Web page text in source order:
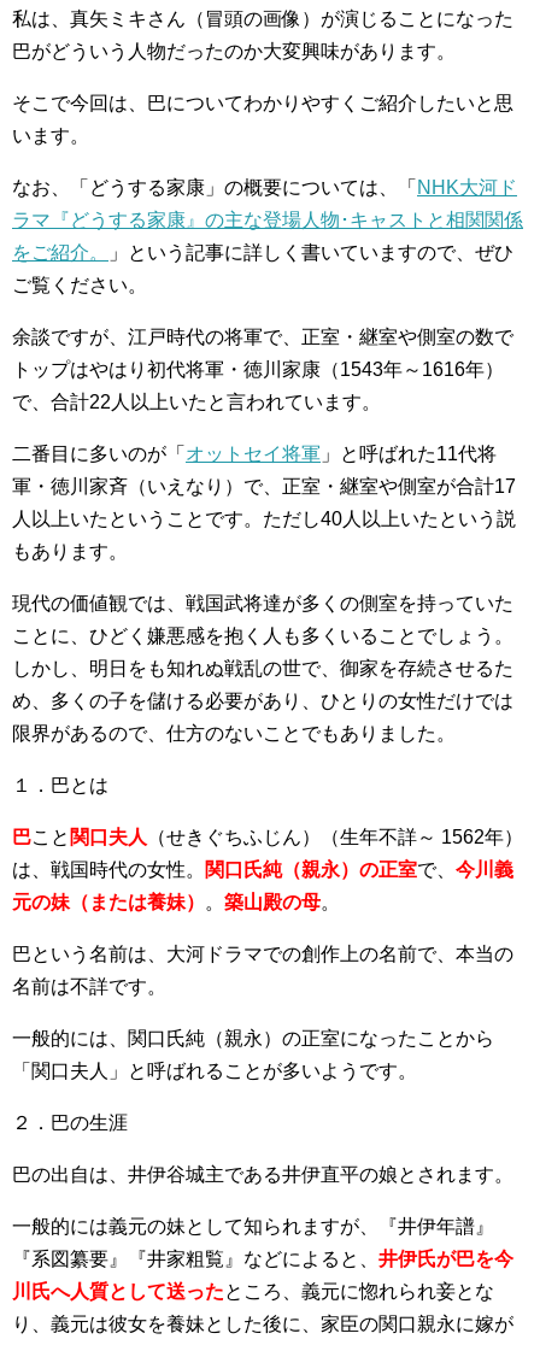
私は、真矢ミキさん（冒頭の画像）が演じることになった
巴がどういう人物だったのか大変興味があります。
そこで今回は、巴についてわかりやすくご紹介したいと思
います。
なお、「どうする家康」の概要については、「 NHK大河ド
ラマ『どうする家康』の主な登場人物･キャストと相関関係
をご紹介。
」という記事に詳しく書いていますので、ぜひ
ご覧ください。
余談ですが、江戸時代の将軍で、正室・継室や側室の数で
トップはやはり初代将軍・徳川家康（1543年～1616年）
で、合計22人以上いたと言われています。
二番目に多いのが「 オットセイ将軍 」と呼ばれた11代将
軍・徳川家斉（いえなり）で、正室・継室や側室が合計17
人以上いたということです。ただし40人以上いたという説
もあります。
現代の価値観では、戦国武将達が多くの側室を持っていた
ことに、ひどく嫌悪感を抱く人も多くいることでしょう。
しかし、明日をも知れぬ戦乱の世で、御家を存続させるた
め、多くの子を儲ける必要があり、ひとりの女性だけでは
限界があるので、仕方のないことでもありました。
１．巴とは
巴こと 関口夫人
（せきぐちふじん）（生年不詳～ 1562年）
は、戦国時代の女性。
関口氏純（親永）の正室で、 今川義
元の妹（または養妹）
。 築山殿の母。
巴という名前は、大河ドラマでの創作上の名前で、本当の
名前は不詳です。
一般的には、関口氏純（親永 ）の正室になったことから
「関口夫人」と呼ばれることが多いようです。
２．巴の生涯
巴の出自は、 井伊谷城主である井伊直平の娘とされます。
一般的には義元の妹として知られますが、『井伊年譜』
『系図纂要』『井家粗覧』などによると、 井伊氏が巴を今
川氏へ人質として送ったところ、義元に惚れられ妾とな
り、義元は彼女を養妹とした後に、家臣の関口親永に嫁が